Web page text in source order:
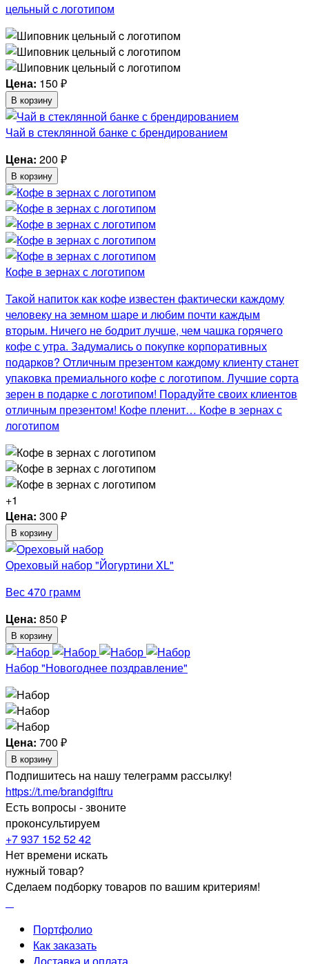
цельный c логотипом
Цена: 150 ₽
В корзину
Чай в стеклянной банке с брендированием
Цена: 200 ₽
В корзину
Кофе в зернах с логотипом
Такой напиток как кофе известен фактически каждому
человеку на земном шаре и любим почти каждым
вторым. Ничего не бодрит лучше, чем чашка горячего
кофе с утра. Задумались о покупке корпоративных
подарков? Отличным презентом каждому клиенту станет
упаковка премиального кофе с логотипом. Лучшие сорта
зерен в подарке с логотипом! Порадуйте своих клиентов
отличным презентом! Кофе пленит… Кофе в зернах с
логотипом
+1
Цена: 300 ₽
В корзину
Ореховый набор "Йогуртини XL"
Вес 470 грамм
Цена: 850 ₽
В корзину
Набор "Новогоднее поздравление"
Цена: 700 ₽
В корзину
Подпишитесь на нашу телеграмм рассылку!
https://t.me/brandgiftru
Есть вопросы - звоните
проконсультируем
+7 937 152 52 42
Нет времени искать
нужный товар?
Сделаем подборку товаров по вашим критериям!
Портфолио
Как заказать
Доставка и оплата